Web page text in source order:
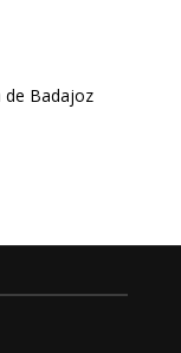
de Badajoz